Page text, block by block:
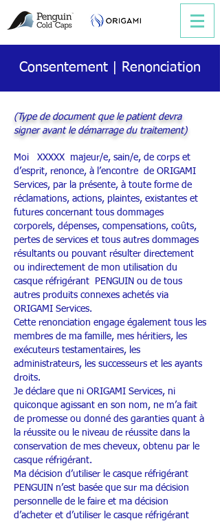
Consentement | Renonciation
(Type de document que le patient devra
signer avant le démarrage du traitement)
Moi XXXXX majeur/e, sain/e, de corps et
d’esprit, renonce, à l’encontre de ORIGAMI
Services, par la présente, à toute forme de
réclamations, actions, plaintes, existantes et
futures concernant tous dommages
corporels, dépenses, compensations, coûts,
pertes de services et tous autres dommages
résultants ou pouvant résulter directement
ou indirectement de mon utilisation du
casque réfrigérant PENGUIN ou de tous
autres produits connexes achetés via
ORIGAMI Services.
Cette renonciation engage également tous les
membres de ma famille, mes héritiers, les
exécuteurs testamentaires, les
administrateurs, les successeurs et les ayants
droits.
Je déclare que ni ORIGAMI Services, ni
quiconque agissant en son nom, ne m’a fait
de promesse ou donné des garanties quant à
la réussite ou le niveau de réussite dans la
conservation de mes cheveux, obtenu par le
casque réfrigérant.
Ma décision d’utiliser le casque réfrigérant
PENGUIN n’est basée que sur ma décision
personnelle de le faire et ma décision
d’acheter et d’utiliser le casque réfrigérant